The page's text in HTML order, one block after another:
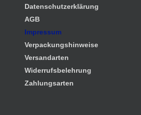
Datenschutzerklärung
AGB
Impressum
Verpackungshinweise
Versandarten
Widerrufsbelehrung
Zahlungsarten